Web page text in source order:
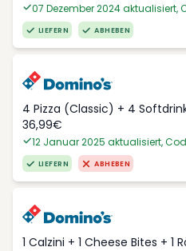
07 Dezember 2024 aktualisiert,
LIEFERN ABHEBEN
4 Pizza (Classic) + 4
36,99€
12 Januar 2025 aktualisiert,
LIEFERN ABHEBEN
1 Calzini + 1 Cheese Bites + 1